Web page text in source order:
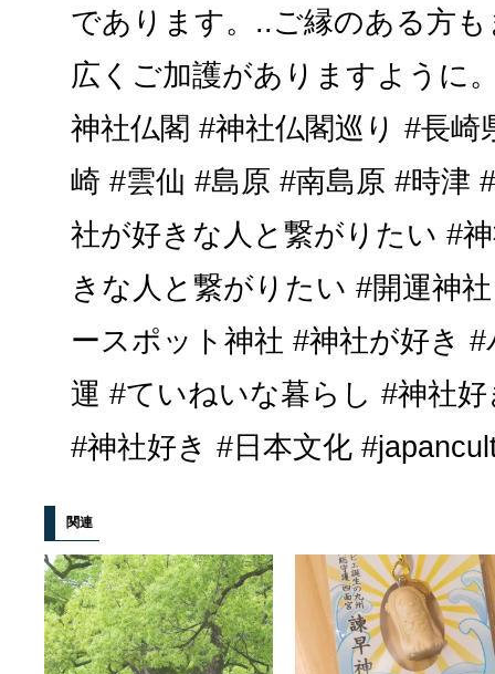
であります。..ご縁のある方
広くご加護がありますように
神社仏閣 #神社仏閣巡り #長崎
崎 #雲仙 #島原 #南島原 #時津
社が好きな人と繋がりたい #
きな人と繋がりたい #開運神
ースポット神社 #神社が好き
運 #ていねいな暮らし #神社
#神社好き #日本文化
関連